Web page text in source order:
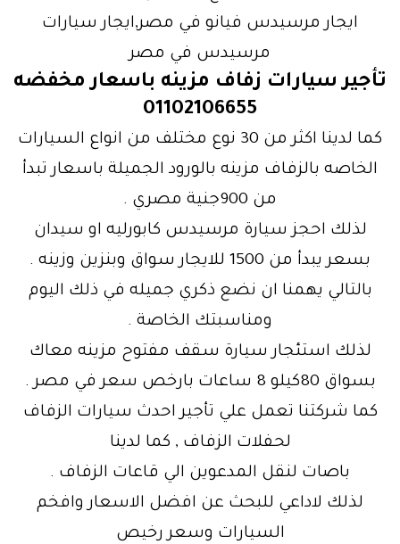
ايجار مرسيدس فيانو في مصر,ايجار سيارات
مرسيدس في مصر
تأجير سيارات زفاف مزينه باسعار مخفضه
01102106655
كما لدينا اكثر من 30 نوع مختلف من انواع السيارات
الخاصه بالزفاف مزينه بالورود الجميلة باسعار تبدأ
من 900جنية مصري .
لذلك احجز سيارة مرسيدس كابورليه او سيدان
بسعر يبدأ من 1500 للايجار سواق وبنزين وزينه .
بالتالي يهمنا ان نضع ذكري جميله في ذلك اليوم
ومناسبتك الخاصة .
لذلك استئجار سيارة سقف مفتوح مزينه معاك
بسواق 80كيلو 8 ساعات بارخص سعر في مصر .
كما شركتنا تعمل علي تأجير احدث سيارات الزفاف
لحفلات الزفاف , كما لدينا
باصات لنقل المدعوين الي قاعات الزفاف .
لذلك لاداعي للبحث عن افضل الاسعار وافخم
السيارات وسعر رخيص